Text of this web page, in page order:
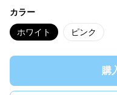
カラー
ホワイト ピンク
購